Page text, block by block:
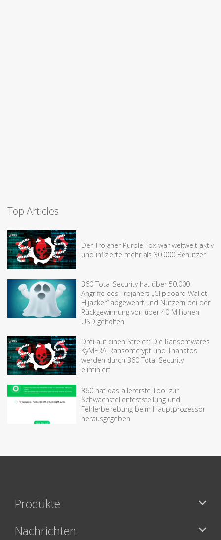
Top Articles
Der Trojaner Purple Fox war weltweit aktiv
und infizierte mehr als 30.000 Benutzer
360 Total Security hat über 50.000
Angriffe des Trojaners „Clipboard Wallet
Hijacker“ abgewehrt und Nutzern bei der
Rückgewinnung von über 40 Millionen
USD geholfen
Drei auf einen Streich: Die Ransomwares
KyMERA, Ransomcrypt und Thanatos
werden durch 360 Total Security
eliminiert
360 hat das allererste Tool zur
Schwachstellenfeststellung und
Fehlerbehebung beim Hauptprozessor
herausgegeben
Produkte
Nachrichten